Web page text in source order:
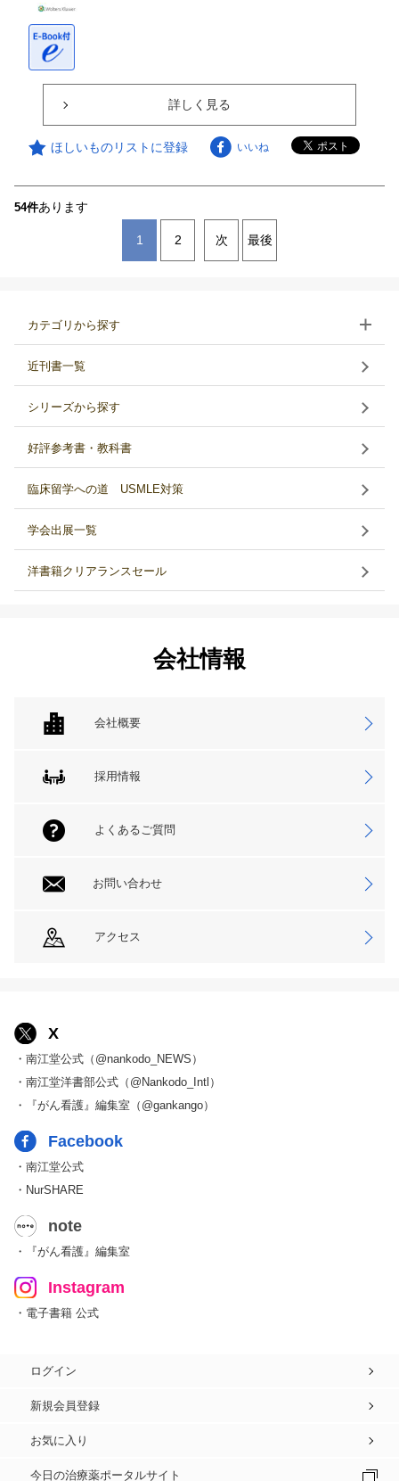
詳しく見る
ほしいものリストに登録 いいね
54件あります
1 2 次 最後
カテゴリから探す
近刊書一覧
シリーズから探す
好評参考書・教科書
臨床留学への道 USMLE対策
学会出展一覧
洋書籍クリアランスセール
会社情報
会社概要
採用情報
よくあるご質問
お問い合わせ
アクセス
X
・南江堂公式（@nankodo_NEWS）
・南江堂洋書部公式（@Nankodo_Intl）
・『がん看護』編集室（@gankango）
Facebook
・南江堂公式
・NurSHARE
note
・『がん看護』編集室
Instagram
・電子書籍 公式
ログイン
新規会員登録
お気に入り
今日の治療薬ポータルサイト